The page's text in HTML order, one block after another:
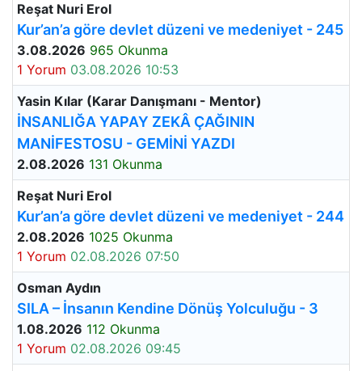
Reşat Nuri Erol
Kur’an’a göre devlet düzeni ve medeniyet - 245
3.08.2026 965 Okunma
1 Yorum 03.08.2026 10:53
Yasin Kılar (Karar Danışmanı - Mentor)
İNSANLIĞA YAPAY ZEKÂ ÇAĞININ
MANİFESTOSU - GEMİNİ YAZDI
2.08.2026 131 Okunma
Reşat Nuri Erol
Kur’an’a göre devlet düzeni ve medeniyet - 244
2.08.2026 1025 Okunma
1 Yorum 02.08.2026 07:50
Osman Aydın
SILA – İnsanın Kendine Dönüş Yolculuğu - 3
1.08.2026 112 Okunma
1 Yorum 02.08.2026 09:45